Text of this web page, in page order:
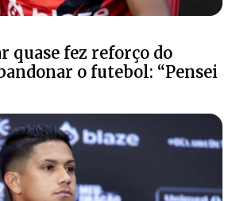
quase fez reforço do
o futebol: “Pensei